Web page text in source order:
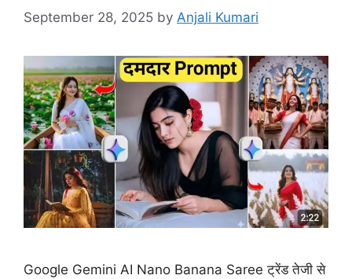
September 28, 2025 by Anjali Kumari
Google Gemini AI Nano Banana Saree ट्रेंड तेजी से